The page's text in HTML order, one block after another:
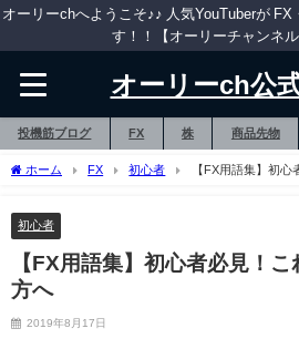
オーリーchへようこそ♪♪ 人気YouTuberが FX
す！！【オーリーチャンネル
オーリーch公
投機筋ブログ FX 株 商品先物
ホーム FX 初心者 【FX用語集】初
初心者
【FX用語集】初心者必見！
方へ
2019年8月17日